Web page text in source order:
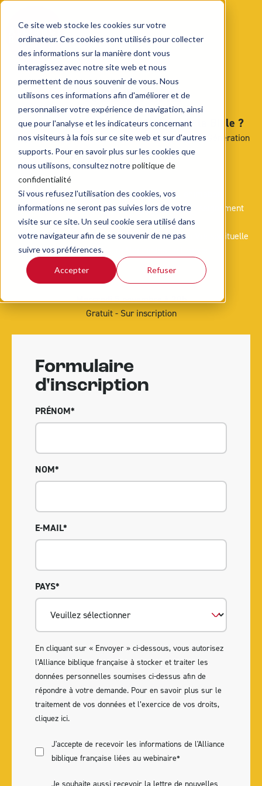
Ce site web stocke les cookies sur votre
ordinateur. Ces cookies sont utilisés pour collecter
des informations sur la manière dont vous
interagissez avec notre site web et nous
permettent de nous souvenir de vous. Nous
utilisons ces informations afin d'améliorer et de
personnaliser votre expérience de navigation, ainsi
que pour l'analyse et les indicateurs concernant
nos visiteurs à la fois sur ce site web et sur d'autres
supports. Pour en savoir plus sur les cookies que
nous utilisons, consultez notrepolitique de
confidentialité
Si vous refusez l'utilisation des cookies, vos
informations ne seront pas suivies lors de votre
visite sur ce site. Un seul cookie sera utilisé dans
votre navigateur afin de se souvenir de ne pas
suivre vos préférences.
Accepter Refuser
WEBINAIRE
Les jeunes ont-ils tourné la page de la Bible ?
Regards croisés sur le rapport aux Écritures de la Génération
Z
Avec :
Joseph Herveau, responsable national de l’animation
pastorale scolaire au Secrétariat Général de l'Enseignement
Catholique
Raphaël Warnery, Membre de la commission Vie spirituelle
des Eclaireuses et Eclaireurs Unionistes de France
Mercredi 5 novembre à 20h
Gratuit - Sur inscription
Formulaire
d'inscription
PRÉNOM*
NOM*
E-MAIL*
PAYS*
En cliquant sur « Envoyer » ci-dessous, vous autorisez
l’Alliance biblique française à stocker et traiter les
données personnelles soumises ci-dessus afin de
répondre à votre demande. Pour en savoir plus sur le
traitement de vos données et l’exercice de vos droits,
cliquez ici.
J'accepte de recevoir les informations de l'Alliance
biblique française liées au webinaire*